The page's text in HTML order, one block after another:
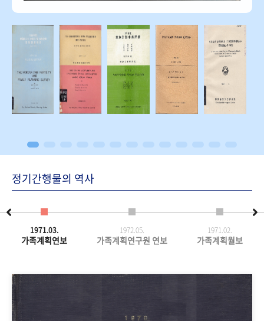
정기간행물의 역사
1971.03.
가족계획연보
1972.05.
가족계획연구원 연보
1971.02.
가족계획월보